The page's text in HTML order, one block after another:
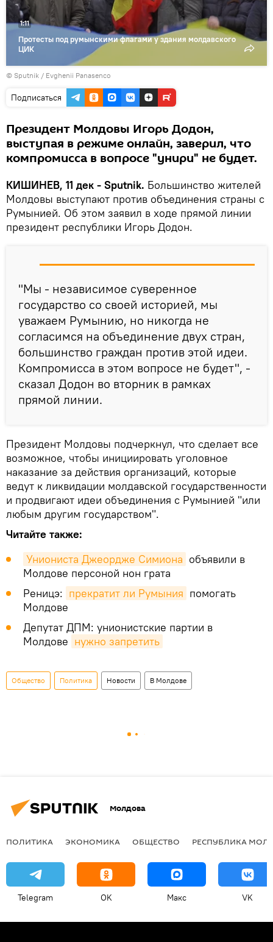
Протесты под румынскими флагами у здания молдавского
ЦИК
1:11
© Sputnik / Evghenii Panasenco
Подписаться
Президент Молдовы Игорь Додон,
выступая в режиме онлайн, заверил, что
компромисса в вопросе "унири" не будет.
КИШИНЕВ, 11 дек - Sputnik. Большинство жителей
Молдовы выступают против объединения страны с
Румынией. Об этом заявил в ходе прямой линии
президент республики Игорь Додон.
"Мы - независимое суверенное
государство со своей историей, мы
уважаем Румынию, но никогда не
согласимся на объединение двух стран,
большинство граждан против этой идеи.
Компромисса в этом вопросе не будет", -
сказал Додон во вторник в рамках
прямой линии.
Президент Молдовы подчеркнул, что сделает все
возможное, чтобы инициировать уголовное
наказание за действия организаций, которые
ведут к ликвидации молдавской государственности
и продвигают идеи объединения с Румынией "или
любым другим государством".
Читайте также:
Униониста Джеордже Симиона объявили в
Молдове персоной нон грата
Реницэ: прекратит ли Румыния помогать
Молдове
Депутат ДПМ: унионистские партии в
Молдове нужно запретить
Общество Политика Новости В Молдове
Молдова
ПОЛИТИКА ЭКОНОМИКА ОБЩЕСТВО РЕСПУБЛИКА
Telegram OK Макс VK